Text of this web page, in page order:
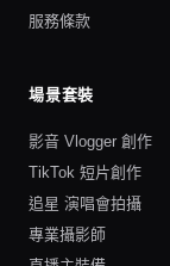
服務條款
場景套裝
影音 Vlogger 創作
TikTok 短片創作
追星 演唱會拍攝
專業攝影師